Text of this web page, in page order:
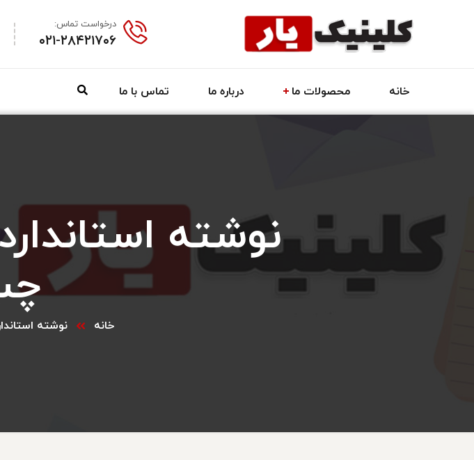
درخواست تماس:
۰۲۱-۲۸۴۲۱۷۰۶
خانه محصولات ما درباره ما تماس با ما
نوشته
خانه نوشته